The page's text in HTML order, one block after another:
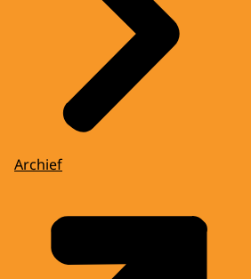
Archief